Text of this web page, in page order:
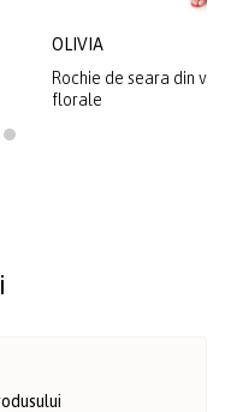
OLIVIA
Rochie de seara din
florale